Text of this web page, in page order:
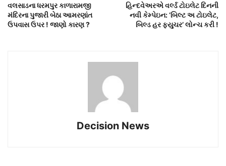
વલસાડના ધરમપુર કાળારામજી
મંદિરના પુજારી બેઠા આમરણાંત
ઉપવાસ ઉપર ! જાણો કારણ ?
હિન્દવેઅરએ વર્લ્ડ ટોઇલેટ દિનની
નવી કેમ્પેઇન: ‘બિલ્ટ અ ટોઇલેટ,
બિલ્ડ હર ફ્યુચર’ લોન્ચ કરી !
Decision News